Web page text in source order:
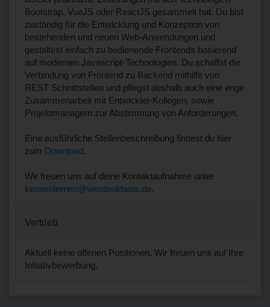
Bootstrap, VueJS oder ReactJS gesammelt hat. Du bist
zuständig für die Entwicklung und Konzeption von
bestehenden und neuen Web-Anwendungen und
gestaltest einfach zu bedienende Frontends basierend
auf modernen Javascript-Technologien. Du schaffst die
Verbindung von Frontend zu Backend mithilfe von
REST Schnittstellen und pflegst deshalb auch eine enge
Zusammenarbeit mit Entwickler-Kollegen, sowie
Projektmanagern zur Abstimmung von Anforderungen.
Eine ausführliche Stellenbeschreibung findest du hier
zum Download.
Wir freuen uns auf deine Kontaktaufnahme unter
kennenlernen@werdenktwas.de.
Vertrieb
Aktuell keine offenen Positionen. Wir freuen uns auf Ihre
Initiativbewerbung.